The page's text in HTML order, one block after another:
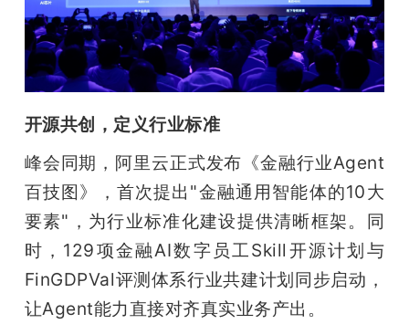
开源共创，定义行业标准
峰会同期，阿里云正式发布《金融行业Agent
百技图》，首次提出"金融通用智能体的10大
要素"，为行业标准化建设提供清晰框架。同
时，129项金融AI数字员工Skill开源计划与
FinGDPVal评测体系行业共建计划同步启动，
让Agent能力直接对齐真实业务产出。